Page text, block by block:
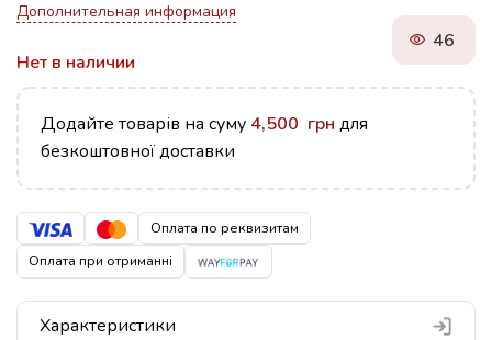
Дополнительная информация
Нет в наличии
46
Додайте товарів на суму 4,500 грн для
безкоштовної доставки
Оплата по реквизитам
Оплата при отриманні
Характеристики